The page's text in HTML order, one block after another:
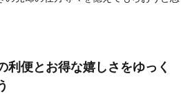
利便とお得な嬉しさをゆっく